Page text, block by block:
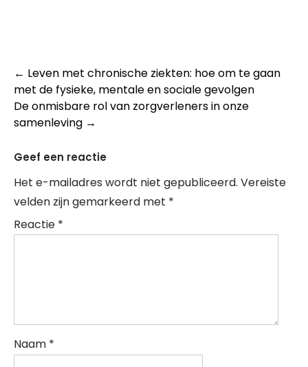
Post
navigation
← Leven met chronische ziekten: hoe om te gaan
met de fysieke, mentale en sociale gevolgen
De onmisbare rol van zorgverleners in onze
samenleving →
Geef een reactie
Het e-mailadres wordt niet gepubliceerd. Vereiste
velden zijn gemarkeerd met *
Reactie *
Naam *